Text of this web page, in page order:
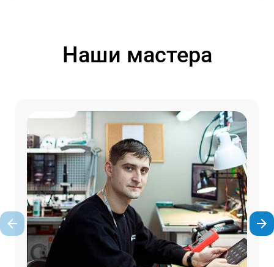
Наши мастера